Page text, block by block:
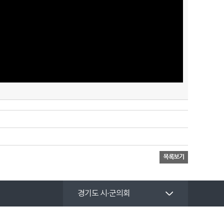
경기도 시·군의회